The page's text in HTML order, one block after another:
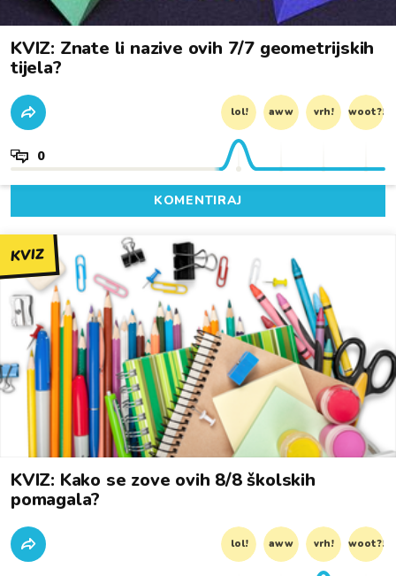
KVIZ: Znate li nazive ovih 7/7 geometrijskih
tijela?
lol! aww vrh! woot?!
0
KOMENTIRAJ
KVIZ
KVIZ: Kako se zove ovih 8/8 školskih
pomagala?
lol! aww vrh! woot?!